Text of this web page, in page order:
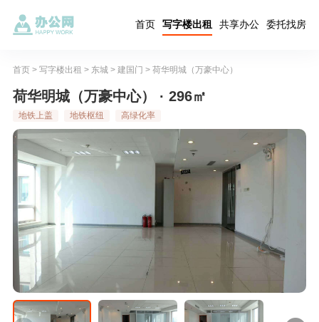
首页 写字楼出租 共享办公 委托找房
首页> 写字楼出租 > 东城> 建国门 > 荷华明城（万豪中心）
荷华明城（万豪中心） · 296㎡
地铁上盖 地铁枢纽 高绿化率